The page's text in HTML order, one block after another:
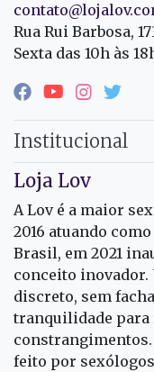
Rua Rui Barbosa,
Sexta das 10h às
Institucional
Loja Lov
A Lov é a maior
2016 atuando
Brasil, em 2021
conceito inovador.
discreto, sem
tranquilidade para
feito por